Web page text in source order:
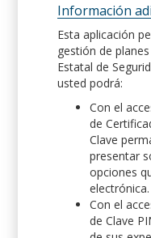
Información
Esta aplicación
gestión de
Estatal de
usted podrá:
Con el
de
Clave
presentar
opciones
electrónica.
Con el
de Clave